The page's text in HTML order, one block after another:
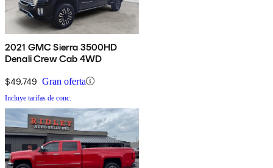
2021 GMC Sierra 3500HD
Denali Crew Cab 4WD
$49,749 Gran oferta
Incluye tarifas de conc.